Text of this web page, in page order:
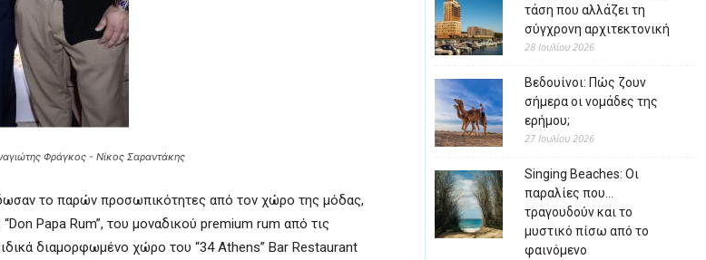
Φράγκος - Νίκος Σαραντάκης
το παρών προσωπικότητες από τον χώρο της μόδας,
Papa Rum”, του μοναδικού premium rum από τις
διαμορφωμένο χώρο του “34 Athens” Bar Restaurant
τάση που αλλάζει τη
σύγχρονη αρχιτεκτονική
28 Ιουλίου 2026
Βεδουίνοι: Πώς ζουν
σήμερα οι νομάδες της
ερήμου;
27 Ιουλίου 2026
Singing Beaches: Οι
παραλίες που…
τραγουδούν και το
μυστικό πίσω από το
φαινόμενο